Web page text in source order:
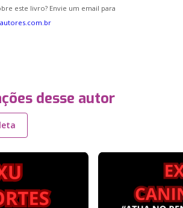
este livro? Envie um email para
desse autor